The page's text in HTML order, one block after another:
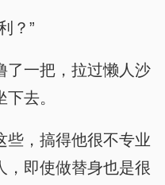
？”
了一把，拉过懒人沙
去。
些，搞得他很不专业
，即使做替身也是很